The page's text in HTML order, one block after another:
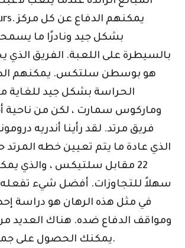
بشكل جيد ونادرًا ما
بالسيطرة على اللعبة. الفريق
هو بوسطن سلتكس. يمكنهم
الحراسة بشكل جيد للغاية
وماركوس سمارت ، لكن من ناحية
فريق مرتد. لقد رأينا أندريه
22 مقابل سلتيكس ، والذي
سهلاً للتجاوزات. أفضل شيء تفعله
في مثل هذه الرهان هو دراسة
ومواقف الدفاع ضده. هناك العديد
يمكنك الحصول على جميع المعلومات.